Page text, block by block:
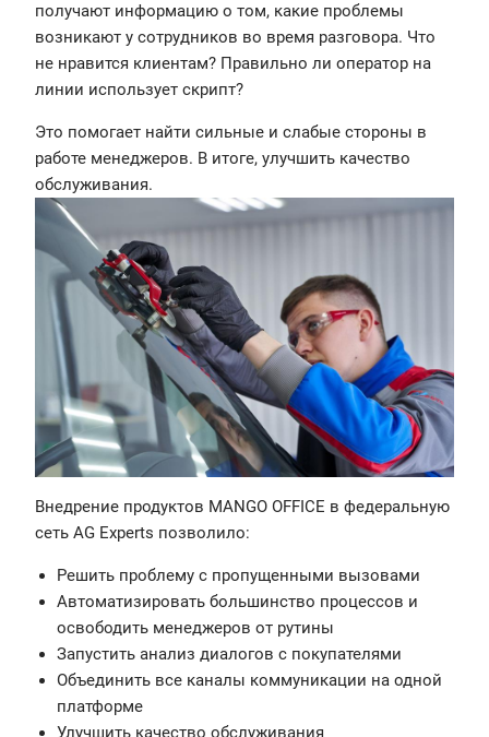
получают информацию о том, какие проблемы
возникают у сотрудников во время разговора. Что
не нравится клиентам? Правильно ли оператор на
линии использует скрипт?
Это помогает найти сильные и слабые стороны в
работе менеджеров. В итоге, улучшить качество
обслуживания.
Внедрение продуктов MANGO OFFICE в федеральную
сеть AG Experts позволило:
Решить проблему с пропущенными вызовами
Автоматизировать большинство процессов и
освободить менеджеров от рутины
Запустить анализ диалогов с покупателями
Объединить все каналы коммуникации на одной
платформе